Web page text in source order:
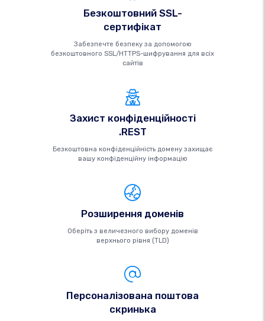
Безкоштовний SSL-
сертифікат
Забезпечте безпеку за допомогою
безкоштовного SSL/HTTPS-шифрування для всіх
сайтів
Захист конфіденційності
.REST
Безкоштовна конфіденційність домену захищає
вашу конфіденційну інформацію
Розширення доменів
Оберіть з величезного вибору доменів
верхнього рівня (TLD)
Персоналізована поштова
скринька